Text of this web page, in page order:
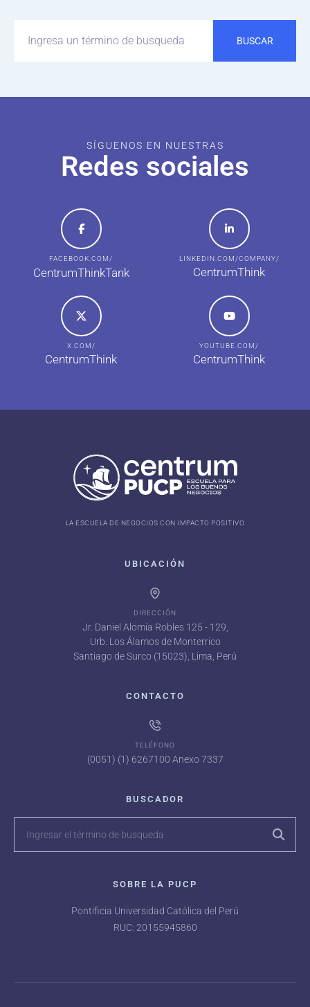
BUSCAR
SÍGUENOS EN NUESTRAS
Redes sociales
FACEBOOK.COM/
CentrumThinkTank
LINKEDIN.COM/COMPANY/
CentrumThink
X.COM/
CentrumThink
YOUTUBE.COM/
CentrumThink
LA ESCUELA DE NEGOCIOS CON IMPACTO POSITIVO
UBICACIÓN
DIRECCIÓN
Jr. Daniel Alomía Robles 125 - 129,
Urb. Los Álamos de Monterrico
Santiago de Surco (15023), Lima, Perú
CONTACTO
TELÉFONO
(0051) (1) 6267100 Anexo 7337
BUSCADOR
SOBRE LA PUCP
Pontificia Universidad Católica del Perú
RUC: 20155945860